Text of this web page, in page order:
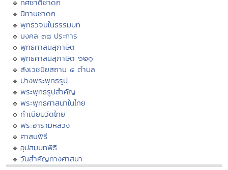
ทศชาติชาดก
นิทานชาดก
พุทธวจนในธรรมบท
มงคล ๓๘ ประการ
พุทธศาสนสุภาษิต
พุทธศาสนสุภาษิต ๖๒๑
สังเวชนียสถาน ๔ ตำบล
ปางพระพุทธรูป
พระพุทธรูปสำคัญ
พระพุทธศาสนาในไทย
ทำเนียบวัดไทย
พระอารามหลวง
ศาสนพิธี
อุปสมบทพิธี
วันสำคัญทางศาสนา